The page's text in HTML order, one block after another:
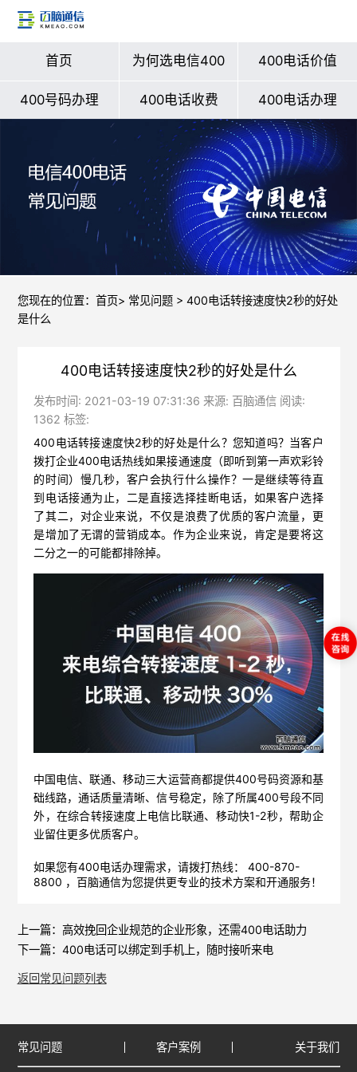
首页 为何选电信400 400电话价值
400号码办理 400电话收费 400电话办理
您现在的位置： 首页> 常见问题> 400电话转接速度快2秒的好处
是什么
400电话转接速度快2秒的好处是什么
发布时间: 2021-03-19 07:31:36 来源: 百脑通信 阅读:
1362 标签:
400电话转接速度快2秒的好处是什么？您知道吗？ 当客户
拨打企业400电话热线如果接通速度（即听到第一声欢彩铃
的时间）慢几秒，客户会执行什么操作？一是继续等待直
到电话接通为止，二是直接选择挂断电话，如果客户选择
了其二，对企业来说，不仅是浪费了优质的客户流量，更
是增加了无谓的营销成本。作为企业来说，肯定是要将这
二分之一的可能都排除掉。
中国电信、联通、移动三大运营商都提供400号码资源和基
础线路，通话质量清晰、信号稳定，除了所属400号段不同
外，在综合转接速度上电信比联通、移动快1-2秒，帮助企
业留住更多优质客户。
如果您有400电话办理需求，请拨打热线： 400-870-
8800 ，百脑通信为您提供更专业的技术方案和开通服务！
上一篇： 高效挽回企业规范的企业形象，还需400电话助力
下一篇： 400电话可以绑定到手机上，随时接听来电
返回常见问题列表
常见问题 客户案例 关于我们